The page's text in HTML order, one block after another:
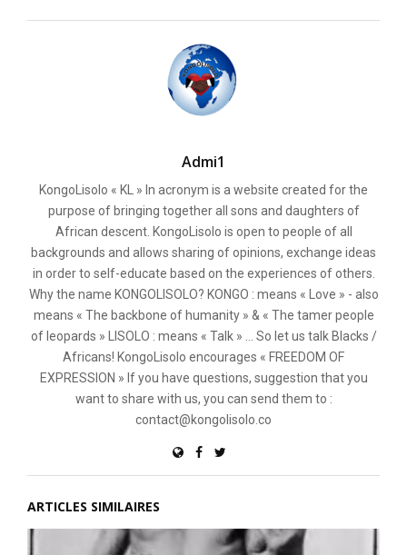
Admi1
KongoLisolo « KL » In acronym is a website created for the
purpose of bringing together all sons and daughters of
African descent. KongoLisolo is open to people of all
backgrounds and allows sharing of opinions, exchange ideas
in order to self-educate based on the experiences of others.
Why the name KONGOLISOLO? KONGO : means « Love » - also
means « The backbone of humanity » & « The tamer people
of leopards » LISOLO : means « Talk » ... So let us talk Blacks /
Africans! KongoLisolo encourages « FREEDOM OF
EXPRESSION » If you have questions, suggestion that you
want to share with us, you can send them to :
contact@kongolisolo.co
ARTICLES SIMILAIRES